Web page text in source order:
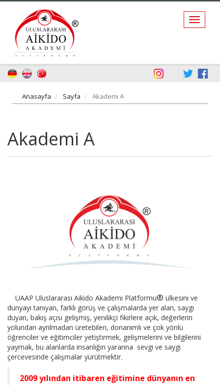
Anasayfa Sayfa Akademi A
Akademi A
UAAP Uluslararasi Aikido Akademi Platformu® ülkesini ve
dünyayı tanıyan, farklı görüş ve çalışmalarda yer alan, saygı
duyan, bakış açısı gelişmiş, yenilikçi fikirlere açık, değerlerin
yolundan ayrılmadan üretebilen, donanımlı ve çok yönlü
öğrenciler ve eğitimciler yetiştirmek, gelişmelerini ve bilgilerini
yaymak, bu alanlarda insanlığın yararına sevgi ve saygı
çercevesinde çalışmalar yürütmektir.
2009 yılından itibaren eğitimine dünyanın en